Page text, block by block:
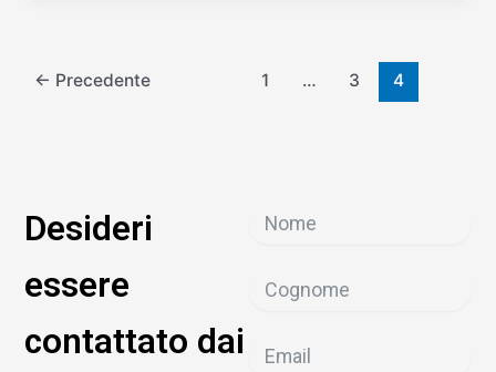
← Precedente 1 … 3 4
Desideri
essere
contattato dai